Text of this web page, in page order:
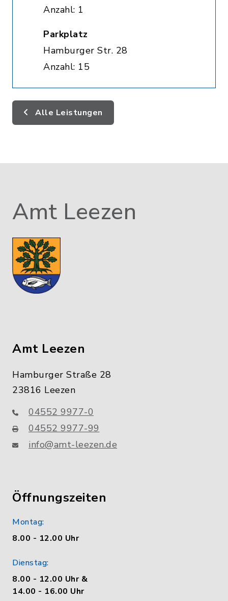
Anzahl: 1
Parkplatz
Hamburger Str. 28
Anzahl: 15
Alle Leistungen
Amt Leezen
Amt Leezen
Hamburger Straße 28
23816 Leezen
04552 9977-0
04552 9977-99
info@amt-leezen.de
Öffnungszeiten
Montag:
8.00 - 12.00 Uhr
Dienstag:
8.00 - 12.00 Uhr &
14.00 - 16.00 Uhr